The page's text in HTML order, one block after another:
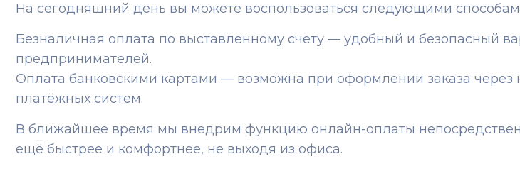
На сегодняшний день вы можете воспользоваться следующими
Безналичная оплата по выставленному счету — удобный и безопасный
предпринимателей.
Оплата банковскими картами — возможна при оформлении заказа
платёжных систем.
В ближайшее время мы внедрим функцию онлайн-оплаты
ещё быстрее и комфортнее, не выходя из офиса.